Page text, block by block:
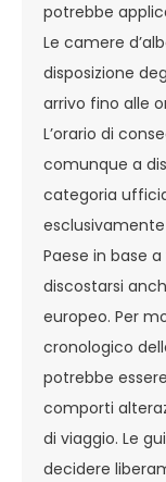
potrebbe
Le camere
disposizione
arrivo fino alle
L’orario di
comunque a
categoria
Paese in base
discostarsi
europeo. Per
cronologico
potrebbe
comporti
di viaggio. Le
decidere